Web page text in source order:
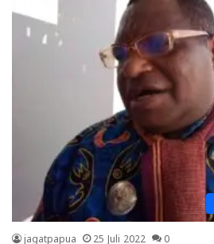
jagatpapua 25 Juli 2022 0